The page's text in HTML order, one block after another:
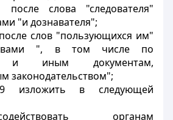
после слова "следователя"
"и дознавателя";
слов "пользующихся им"
", в том числе по
и иным документам,
законодательством";
изложить в следующей
органам